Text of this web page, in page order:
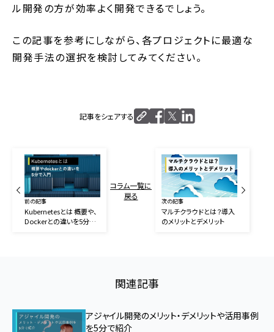
ル開発の方が効率よく開発できるでしょう。
この記事を参考にしながら、各プロジェクトに最適な
開発手法の選択を検討してみてください。
記事をシェアする
前の記事
Kubernetesとは 概要や、
Dockerとの違いを5分で
コラム一覧に
戻る
次の記事
マルチクラウドとは？導入
のメリットとデメリット
関連記事
アジャイル開発のメリット・デメリットや活用事例
を5分で紹介